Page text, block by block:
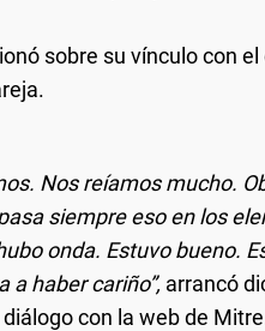
sobre su vínculo con
Nos reíamos mucho.
siempre eso en los
onda. Estuvo bueno.
a haber cariño”, arrancó
con la web de